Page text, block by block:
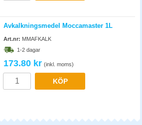
Avkalkningsmedel Moccamaster 1L
Art.nr: MMAFKALK
1-2 dagar
173.80 kr (inkl. moms)
KÖP